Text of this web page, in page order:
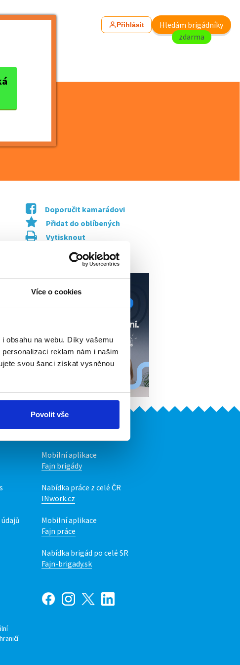
Více o cookies
obsahu na webu. Díky vašemu
reklam nám i našim
svou šanci získat vysněnou
Povolit vše
Přihlásit
Hledám brigádníky
zdarma
Doporučit kamarádovi
Přidat do oblíbených
Vytisknout
Upozornit na inzerát
Mobilní aplikace
Fajn brigády
Nabídka práce z celé ČR
INwork.cz
Mobilní aplikace
Fajn práce
Nabídka brigád po celé SR
Fajn-brigady.sk